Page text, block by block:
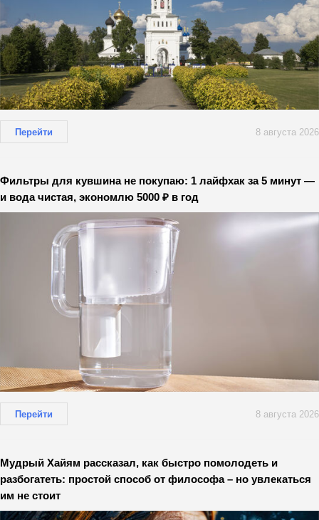
Перейти 8 августа 2026
Фильтры для кувшина не покупаю: 1 лайфхак за 5 минут —
и вода чистая, экономлю 5000 ₽ в год
Перейти 8 августа 2026
Мудрый Хайям рассказал, как быстро помолодеть и
разбогатеть: простой способ от философа – но увлекаться
им не стоит